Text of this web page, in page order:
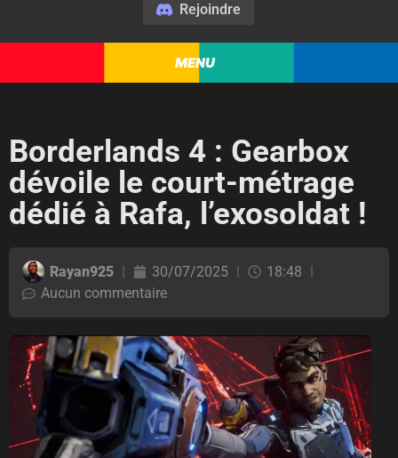
Rejoindre
MENU
Borderlands 4 : Gearbox
dévoile le court-métrage
dédié à Rafa, l’exosoldat !
Rayan925 30/07/2025
18:48
Aucun commentaire